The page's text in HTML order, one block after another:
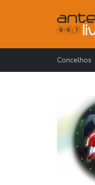
Concelhos